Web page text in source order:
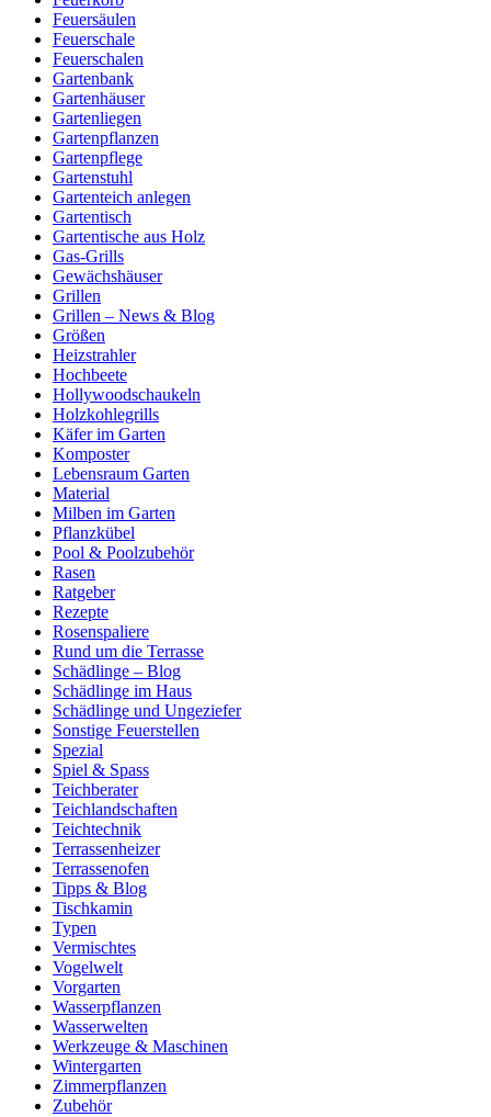
Feuersäulen
Feuerschale
Feuerschalen
Gartenbank
Gartenhäuser
Gartenliegen
Gartenpflanzen
Gartenpflege
Gartenstuhl
Gartenteich anlegen
Gartentisch
Gartentische aus Holz
Gas-Grills
Gewächshäuser
Grillen
Grillen – News & Blog
Größen
Heizstrahler
Hochbeete
Hollywoodschaukeln
Holzkohlegrills
Käfer im Garten
Komposter
Lebensraum Garten
Material
Milben im Garten
Pflanzkübel
Pool & Poolzubehör
Rasen
Ratgeber
Rezepte
Rosenspaliere
Rund um die Terrasse
Schädlinge – Blog
Schädlinge im Haus
Schädlinge und Ungeziefer
Sonstige Feuerstellen
Spezial
Spiel & Spass
Teichberater
Teichlandschaften
Teichtechnik
Terrassenheizer
Terrassenofen
Tipps & Blog
Tischkamin
Typen
Vermischtes
Vogelwelt
Vorgarten
Wasserpflanzen
Wasserwelten
Werkzeuge & Maschinen
Wintergarten
Zimmerpflanzen
Zubehör